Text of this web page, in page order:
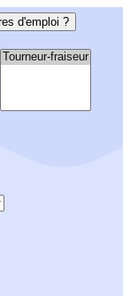
d'emploi ?